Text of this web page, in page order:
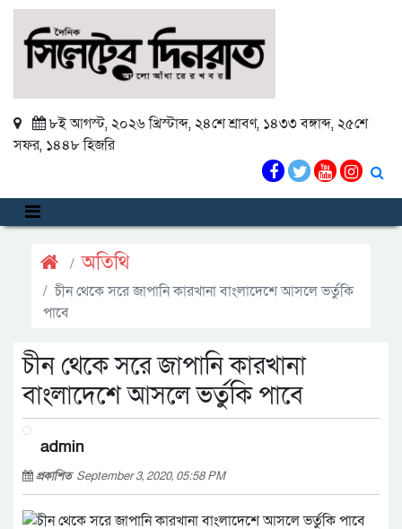
৮ই আগস্ট, ২০২৬ খ্রিস্টাব্দ, ২৪শে শ্রাবণ, ১৪৩৩ বঙ্গাব্দ, ২৫শে
সফর, ১৪৪৮ হিজরি
অতিথি
চীন থেকে সরে জাপানি কারখানা বাংলাদেশে আসলে ভর্তুকি
পাবে
চীন থেকে সরে জাপানি কারখানা
বাংলাদেশে আসলে ভর্তুকি পাবে
admin
প্রকাশিত September 3, 2020, 05:58 PM